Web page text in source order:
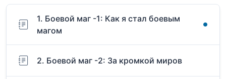
1. Боевой маг -1: Как я стал боевым
магом
2. Боевой маг -2: За кромкой миров